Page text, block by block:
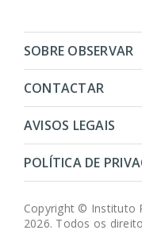
SOBRE OBSERVAR
CONTACTAR
AVISOS LEGAIS
POLÍTICA DE
Copyright © Instituto
2026. Todos os